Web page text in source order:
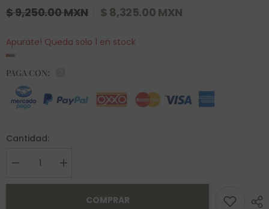
$ 9,250.00 MXN $ 8,325.00 MXN
Apurate! Queda solo 1 en stock
PAGA CON:
Cantidad:
Decrease
for
Increase
for
COMPRAR